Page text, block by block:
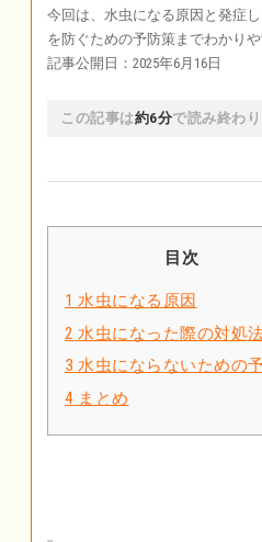
今回は、水虫になる原因と発症
を防ぐための予防策までわかりや
記事公開日：2025年6月16日
この記事は約6分で読み終わり
目次
1 水虫になる原因
2 水虫になった際の対処
3 水虫にならないための
4 まとめ